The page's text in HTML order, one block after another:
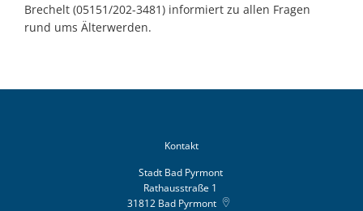
Brechelt (05151/202-3481) informiert zu allen Fragen
rund ums Älterwerden.
Kontakt
Stadt Bad Pyrmont
Rathausstraße 1
31812 Bad Pyrmont